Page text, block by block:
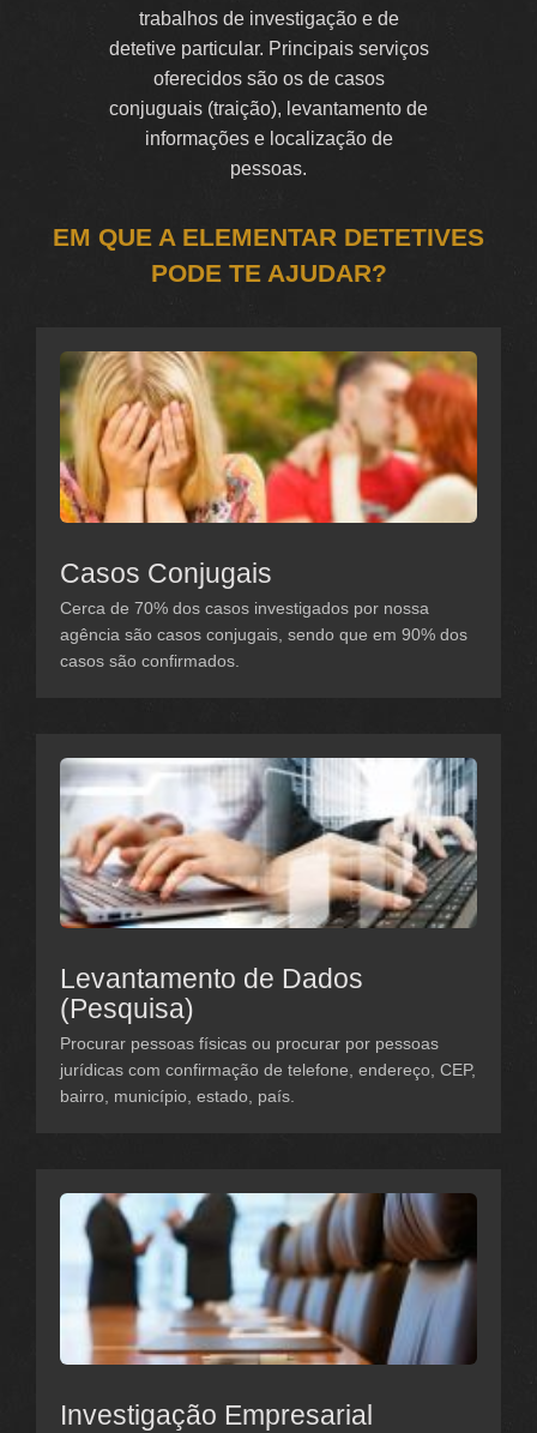
trabalhos de investigação e de
detetive particular. Principais serviços
oferecidos são os de casos
conjuguais (traição), levantamento de
informações e localização de
pessoas.
EM QUE A ELEMENTAR DETETIVES
PODE TE AJUDAR?
Casos Conjugais
Cerca de 70% dos casos investigados por nossa
agência são casos conjugais, sendo que em 90% dos
casos são confirmados.
Levantamento de Dados
(Pesquisa)
Procurar pessoas físicas ou procurar por pessoas
jurídicas com confirmação de telefone, endereço, CEP,
bairro, município, estado, país.
Investigação Empresarial